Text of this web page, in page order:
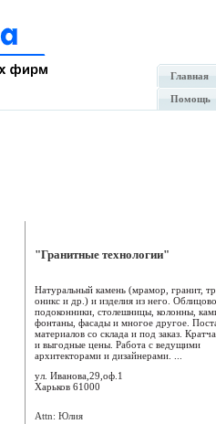
Главная
Помощь
"Гранитные технологии"
Натуральный камень (мрамор, гранит,
оникс и др.) и изделия из него.
подоконники, столешницы, колонны,
фонтаны, фасады и многое другое.
материалов со склада и под заказ.
и выгодные цены. Работа с ведущими
архитекторами и дизайнерами. ...
ул. Иванова,29,оф.1
Харьков 61000
Attn: Юлия